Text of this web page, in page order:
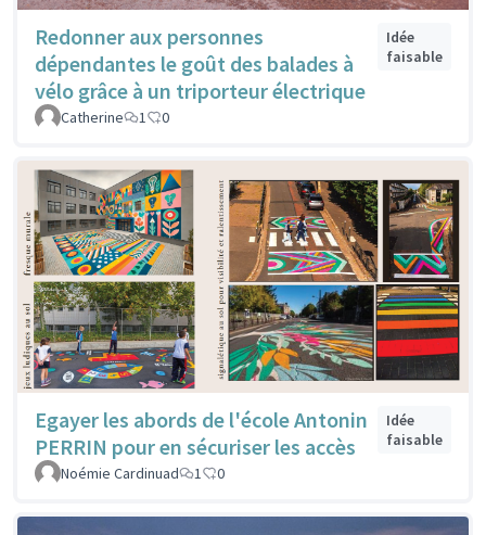
Redonner aux personnes
dépendantes le goût des balades à
vélo grâce à un triporteur électrique
Idée
faisable
Catherine 1 0
Egayer les abords de l'école Antonin
PERRIN pour en sécuriser les accès
Idée
faisable
Noémie Cardinuad
1 0